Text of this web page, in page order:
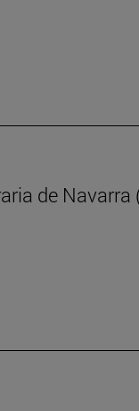
de Navarra